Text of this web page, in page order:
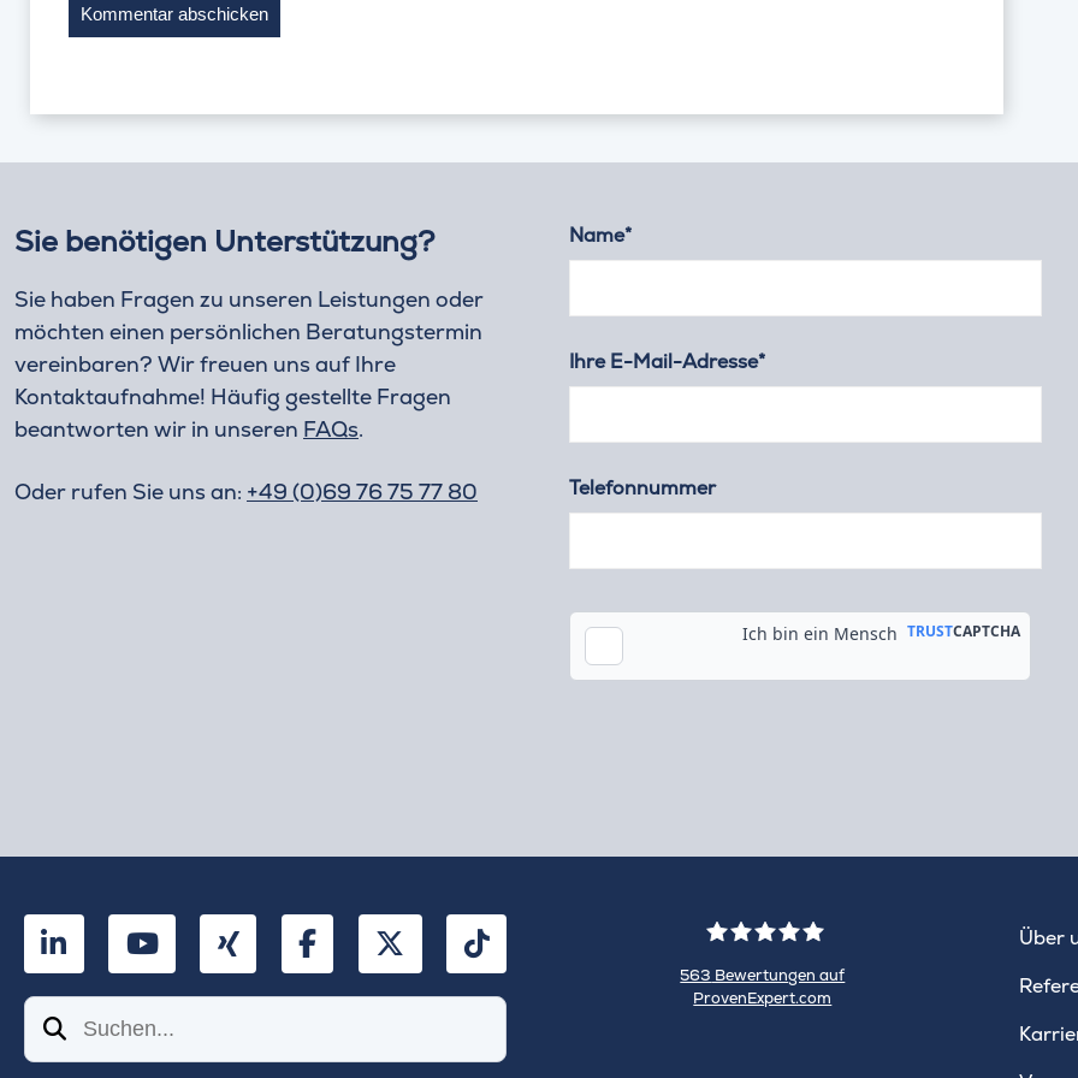
Sie benötigen Unterstützung?
Sie haben Fragen zu unseren Leistungen oder
möchten einen persönlichen Beratungstermin
vereinbaren? Wir freuen uns auf Ihre
Kontaktaufnahme! Häufig gestellte Fragen
beantworten wir in unseren FAQs.
Oder rufen Sie uns an: +49 (0)69 76 75 77 80
Name*
Ihre E-Mail-Adresse*
Telefonnummer
LinkedInYouTubeXing FacebookTwitterTikTok
Suchen
WINHELLER
563 Bewertungen auf
ProvenExpert.com
Über